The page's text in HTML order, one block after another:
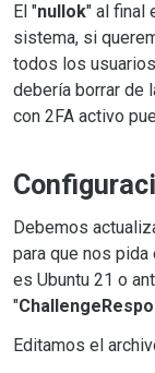
El "nullok" al final
sistema, si
todos los
debería borrar de
con 2FA activo
Debemos
para que nos
es Ubuntu 21 o
"
Editamos el